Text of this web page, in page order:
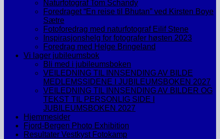
Naturfotograf Tom Schandy
Foredraget “En reise til Bhutan” ved Kirsten Boye
Sætre
Fotoforedrag med naturfotograf Eilif Stene
Inspirasjonshelg for fotografer høsten 2023
Foredrag med Helge Bringeland
Vi lager jubileumsbok
Bli med i jubileumsboken
VEILEDNING TIL INNSENDING AV BILDE
MEDLEMSSIDENE I JUBILEUMSBOKEN 2027
VEILEDNING TIL INNSENDING AV BILDER OG
TEKST TIL PERSONLIG SIDE I
JUBILEUMSBOKEN 2027
Hjemmesider
Fjord-Bergen Photo Exhibition
Resultater Vestkyst Fotokamp